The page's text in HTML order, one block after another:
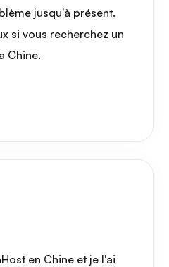
jusqu'à présent.
si vous recherchez un
Chine.
en Chine et je l'ai